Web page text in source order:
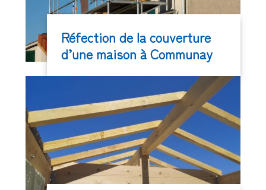
Réfection de la couverture
d’une maison à Communay